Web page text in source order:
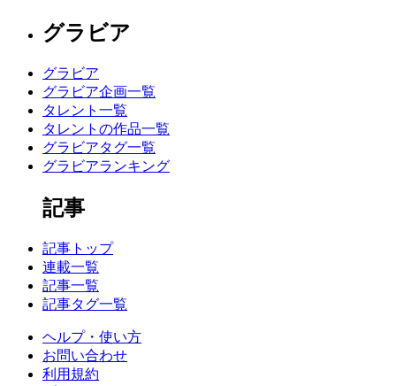
グラビア
グラビア
グラビア企画一覧
タレント一覧
タレントの作品一覧
グラビアタグ一覧
グラビアランキング
記事
記事トップ
連載一覧
記事一覧
記事タグ一覧
ヘルプ・使い方
お問い合わせ
利用規約